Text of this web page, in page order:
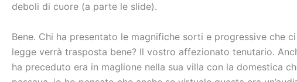
deboli di cuore (a parte le slide).
Bene. Chi ha presentato le magnifiche sorti e progressive che
legge verrà trasposta bene? Il vostro affezionato tenutario.
ha preceduto era in maglione nella sua villa con la domestica